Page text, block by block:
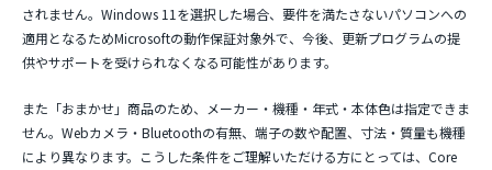
されません。 Windows 11を選択した場合、要件を満たさないパソコンへの
適用となるためMicrosoftの動作保証対象外で、今後、更新プログラムの提
供やサポートを受けられなくなる可能性があります。
また「おまかせ」商品のため、
メーカー・機種・年式・本体色は指定できま
せん。Webカメラ・Bluetoothの有無、端子の数や配置、寸法・質量も機種
により異なります。こうした条件をご理解いただける方にとっては、Core